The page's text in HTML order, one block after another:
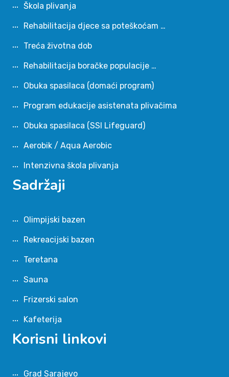
Škola plivanja
Rehabilitacija djece sa poteškoćam …
Treća životna dob
Rehabilitacija boračke populacije …
Obuka spasilaca (domaći program)
Program edukacije asistenata plivačima
Obuka spasilaca (SSI Lifeguard)
Aerobik / Aqua Aerobic
Intenzivna škola plivanja
Sadržaji
Olimpijski bazen
Rekreacijski bazen
Teretana
Sauna
Frizerski salon
Kafeterija
Korisni linkovi
Grad Sarajevo